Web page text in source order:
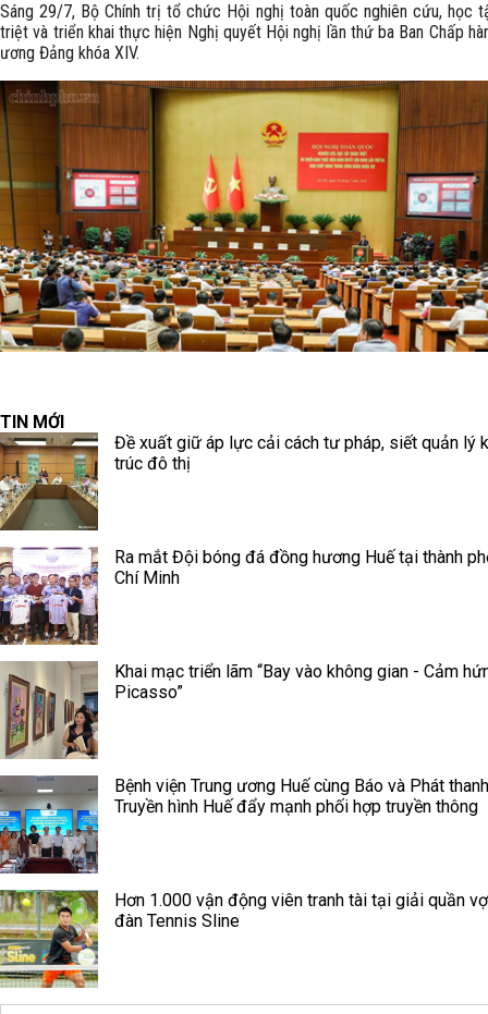
Sáng 29/7, Bộ Chính trị tổ chức Hội nghị toàn quốc nghiên cứu, học
triệt và triển khai thực hiện Nghị quyết Hội nghị lần thứ ba Ban Chấp
ương Đảng khóa XIV.
TIN MỚI
Đề xuất giữ áp lực cải cách tư pháp, siết quản lý
trúc đô thị
Ra mắt Đội bóng đá đồng hương Huế tại thành
Chí Minh
Khai mạc triển lãm “Bay vào không gian - Cảm
Picasso”
Bệnh viện Trung ương Huế cùng Báo và Phát
Truyền hình Huế đẩy mạnh phối hợp truyền thông
Hơn 1.000 vận động viên tranh tài tại giải quần
đàn Tennis Sline